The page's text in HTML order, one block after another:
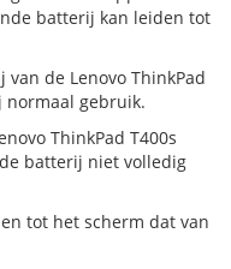
batterij kan leiden tot
de Lenovo ThinkPad
normaal gebruik.
ThinkPad T400s
batterij niet volledig
tot het scherm dat van